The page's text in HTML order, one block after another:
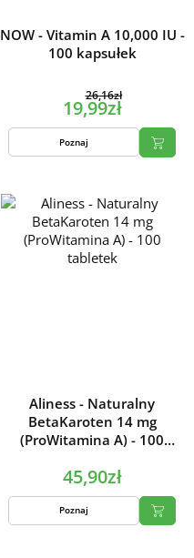
NOW - Vitamin A 10,000 IU -
100 kapsułek
26,16zł
19,99zł
Poznaj
Aliness - Naturalny
BetaKaroten 14 mg
(ProWitamina A) - 100
45,90zł
Poznaj